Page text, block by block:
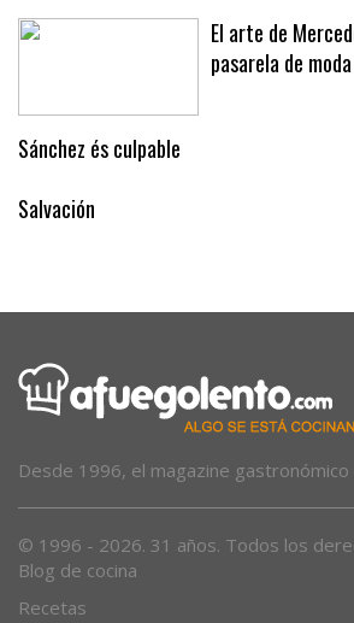
El arte de
pasarela de
Sánchez és culpable
Salvación
Desde 1996, el magazine
© 1996 - 2026. 31 años. Todos los
Blog de cocina
Recetas